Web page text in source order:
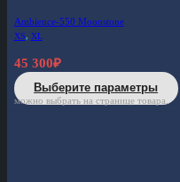
Ambience-550 Moonstone
XS, XL
45 300₽
Выберите параметры
можно выбрать на странице товара.